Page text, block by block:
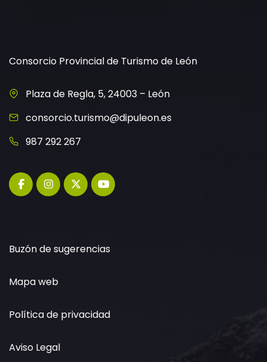
Consorcio Provincial de Turismo de León
Plaza de Regla, 5, 24003 – León
consorcio.turismo@dipuleon.es
987 292 267
Buzón de sugerencias
Mapa web
Política de privacidad
Aviso Legal